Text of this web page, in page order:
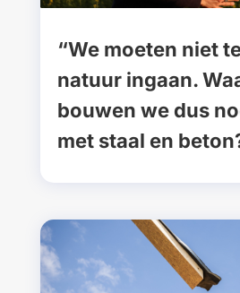
“We moeten niet
natuur ingaan.
bouwen we dus
met staal en